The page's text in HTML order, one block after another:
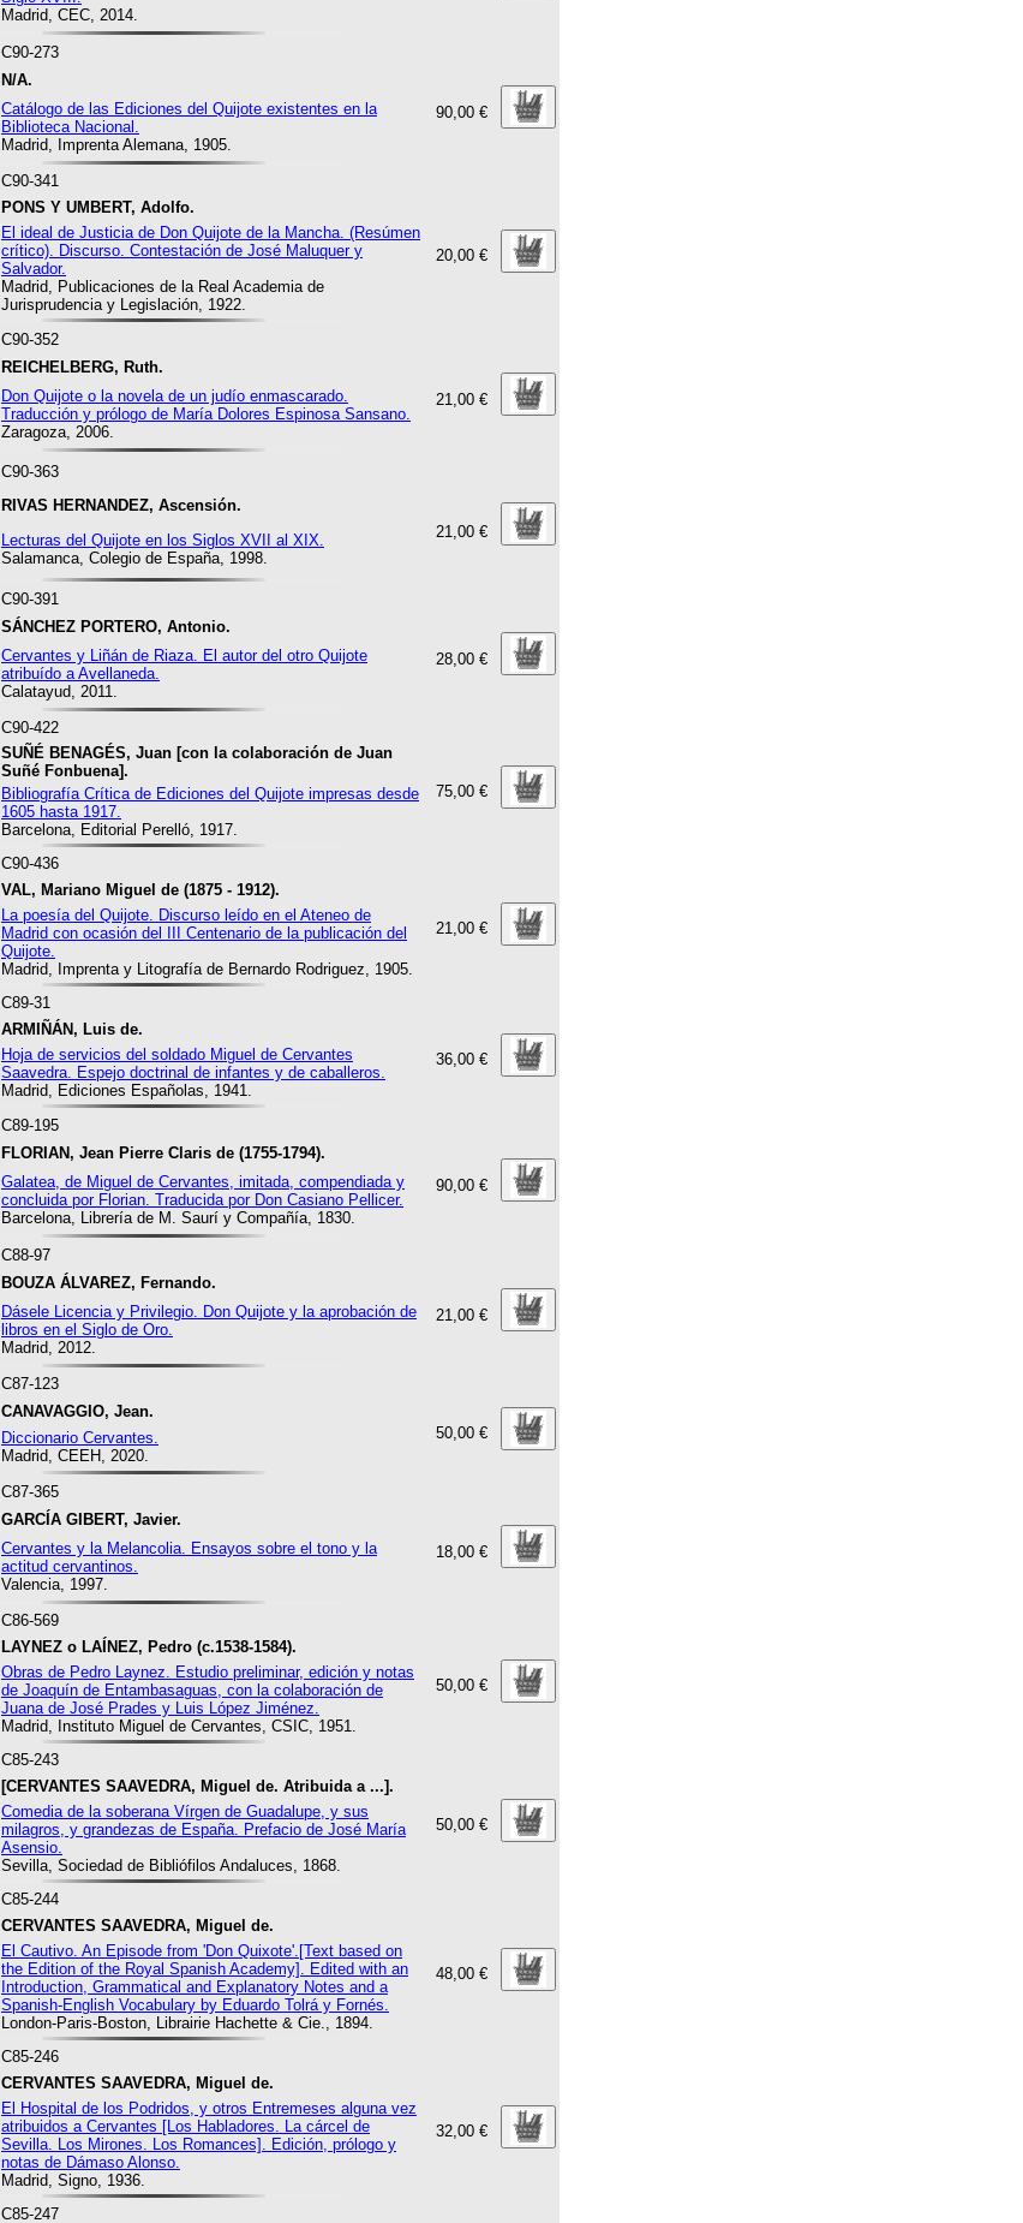
Madrid, CEC, 2014.
C90-273
N/A.
90,00 €
Catálogo de las Ediciones del Quijote existentes en la
Biblioteca Nacional.
Madrid, Imprenta Alemana, 1905.
C90-341
PONS Y UMBERT, Adolfo.
20,00 €
El ideal de Justicia de Don Quijote de la Mancha. (Resúmen
crítico). Discurso. Contestación de José Maluquer y
Salvador.
Madrid, Publicaciones de la Real Academia de
Jurisprudencia y Legislación, 1922.
C90-352
REICHELBERG, Ruth.
21,00 €
Don Quijote o la novela de un judío enmascarado.
Traducción y prólogo de María Dolores Espinosa Sansano.
Zaragoza, 2006.
C90-363
RIVAS HERNANDEZ, Ascensión.
21,00 €
Lecturas del Quijote en los Siglos XVII al XIX.
Salamanca, Colegio de España, 1998.
C90-391
SÁNCHEZ PORTERO, Antonio.
28,00 €
Cervantes y Liñán de Riaza. El autor del otro Quijote
atribuído a Avellaneda.
Calatayud, 2011.
C90-422
SUÑÉ BENAGÉS, Juan [con la colaboración de Juan
Suñé Fonbuena].
75,00 €
Bibliografía Crítica de Ediciones del Quijote impresas desde
1605 hasta 1917.
Barcelona, Editorial Perelló, 1917.
C90-436
VAL, Mariano Miguel de (1875 - 1912).
21,00 €
La poesía del Quijote. Discurso leído en el Ateneo de
Madrid con ocasión del III Centenario de la publicación del
Quijote.
Madrid, Imprenta y Litografía de Bernardo Rodriguez, 1905.
C89-31
ARMIÑÁN, Luis de.
36,00 €
Hoja de servicios del soldado Miguel de Cervantes
Saavedra. Espejo doctrinal de infantes y de caballeros.
Madrid, Ediciones Españolas, 1941.
C89-195
FLORIAN, Jean Pierre Claris de (1755-1794).
90,00 €
Galatea, de Miguel de Cervantes, imitada, compendiada y
concluida por Florian. Traducida por Don Casiano Pellicer.
Barcelona, Librería de M. Saurí y Compañía, 1830.
C88-97
BOUZA ÁLVAREZ, Fernando.
21,00 €
Dásele Licencia y Privilegio. Don Quijote y la aprobación de
libros en el Siglo de Oro.
Madrid, 2012.
C87-123
CANAVAGGIO, Jean.
50,00 €
Diccionario Cervantes.
Madrid, CEEH, 2020.
C87-365
GARCÍA GIBERT, Javier.
18,00 €
Cervantes y la Melancolia. Ensayos sobre el tono y la
actitud cervantinos.
Valencia, 1997.
C86-569
LAYNEZ o LAÍNEZ, Pedro (c.1538-1584).
50,00 €
Obras de Pedro Laynez. Estudio preliminar, edición y notas
de Joaquín de Entambasaguas, con la colaboración de
Juana de José Prades y Luis López Jiménez.
Madrid, Instituto Miguel de Cervantes, CSIC, 1951.
C85-243
[CERVANTES SAAVEDRA, Miguel de. Atribuida a ...].
50,00 €
Comedia de la soberana Vírgen de Guadalupe, y sus
milagros, y grandezas de España. Prefacio de José María
Asensio.
Sevilla, Sociedad de Bibliófilos Andaluces, 1868.
C85-244
CERVANTES SAAVEDRA, Miguel de.
48,00 €
El Cautivo. An Episode from 'Don Quixote'.[Text based on
the Edition of the Royal Spanish Academy]. Edited with an
Introduction, Grammatical and Explanatory Notes and a
Spanish-English Vocabulary by Eduardo Tolrá y Fornés.
London-Paris-Boston, Librairie Hachette & Cie., 1894.
C85-246
CERVANTES SAAVEDRA, Miguel de.
32,00 €
El Hospital de los Podridos, y otros Entremeses alguna vez
atribuidos a Cervantes [Los Habladores. La cárcel de
Sevilla. Los Mirones. Los Romances]. Edición, prólogo y
notas de Dámaso Alonso.
Madrid, Signo, 1936.
C85-247